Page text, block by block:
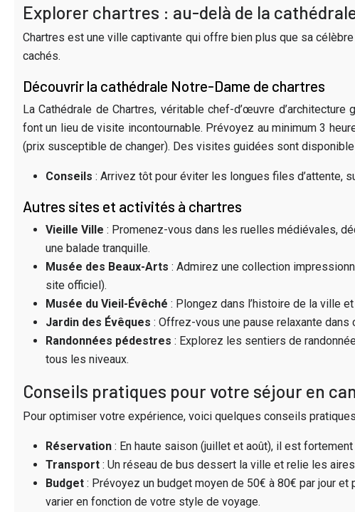
Explorer chartres : au-delà de la
Chartres est une ville captivante qui offre bien plus que sa
cachés.
Découvrir la cathédrale Notre-Dame de chartres
La Cathédrale de Chartres, véritable chef-d’œuvre
font un lieu de visite incontournable. Prévoyez au minimum 3
(prix susceptible de changer). Des visites guidées sont
Conseils : Arrivez tôt pour éviter les longues files d’attente,
Autres sites et activités à chartres
Vieille Ville : Promenez-vous dans les ruelles médiévales,
une balade tranquille.
Musée des Beaux-Arts : Admirez une collection
site officiel).
Musée du Vieil-Évêché : Plongez dans l’histoire de la ville
Jardin des Évêques : Offrez-vous une pause relaxante dans
Randonnées pédestres : Explorez les sentiers de
tous les niveaux.
Conseils pratiques pour votre séjour en
Pour optimiser votre expérience, voici quelques conseils
Réservation : En haute saison (juillet et août), il est
Transport : Un réseau de bus dessert la ville et relie les
Budget : Prévoyez un budget moyen de 50€ à 80€ par jour
varier en fonction de votre style de voyage.